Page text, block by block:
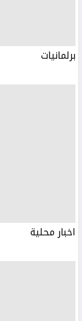
برلمانيات
اخبار محلية